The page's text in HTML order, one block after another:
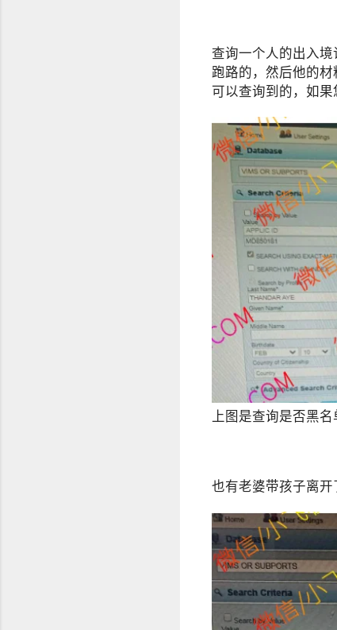
查询一个人的出入
跑路的，然后他的
可以查询到的，如果
上图是查询是否黑
也有老婆带孩子离